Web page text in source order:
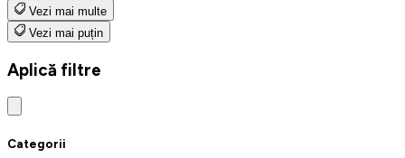
Vezi mai multe
Vezi mai puțin
Aplică filtre
Categorii